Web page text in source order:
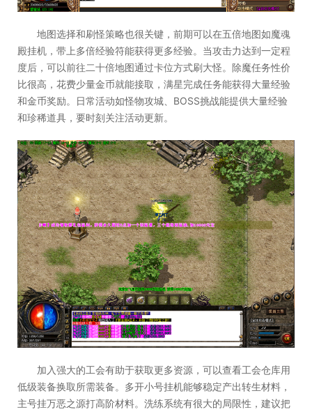
地图选择和刷怪策略也很关键，前期可以在五倍地图如魔魂
殿挂机，带上多倍经验符能获得更多经验。当攻击力达到一定程
度后，可以前往二十倍地图通过卡位方式刷大怪。除魔任务性价
比很高，花费少量金币就能接取，满星完成任务能获得大量经验
和金币奖励。日常活动如怪物攻城、BOSS挑战能提供大量经验
和珍稀道具，要时刻关注活动更新。
加入强大的工会有助于获取更多资源，可以查看工会仓库用
低级装备换取所需装备。多开小号挂机能够稳定产出转生材料，
主号挂万恶之源打高阶材料。洗练系统有很大的局限性，建议把